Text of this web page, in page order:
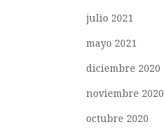
julio 2021
mayo 2021
diciembre 2020
noviembre 2020
octubre 2020